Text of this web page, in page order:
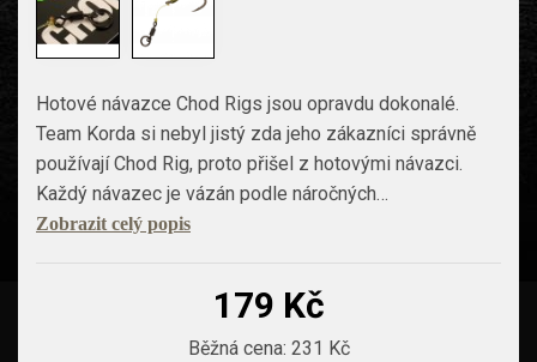
Hotové návazce Chod Rigs jsou opravdu dokonalé.
Team Korda si nebyl jistý zda jeho zákazníci správně
používají Chod Rig, proto přišel z hotovými návazci.
Každý návazec je vázán podle náročných…
Zobrazit celý popis
179 Kč
Běžná cena: 231 Kč